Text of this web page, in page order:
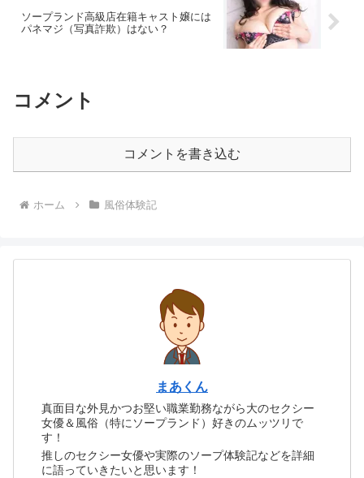
ソープランド高級店在籍キャスト嬢には
パネマジ（写真詐欺）はない？
コメント
コメントを書き込む
ホーム 風俗体験記
まあくん
真面目な外見かつお堅い職業勤務ながら大のセクシー
女優＆風俗（特にソープランド）好きのムッツリで
す！
推しのセクシー女優や実際のソープ体験記などを詳細
に語っていきたいと思います！